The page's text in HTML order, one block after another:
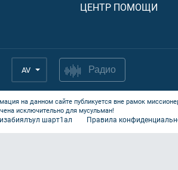
ЦЕНТР ПОМОЩИ
AV Радио
на данном сайте публикуется вне рамок
исключительно для мусульман!
шарт1ал Правила